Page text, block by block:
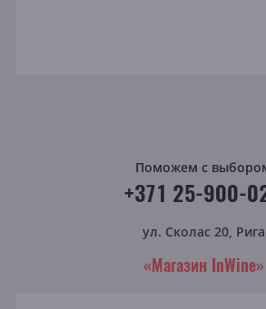
Поможем с
+371 25-900-
ул. Сколас 20, Рига
«Магазин InWine»